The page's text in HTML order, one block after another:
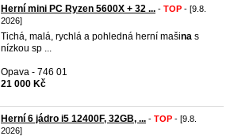
Herní mini PC Ryzen 5600X + 32 ... - TOP - [9.8.
2026]
Tichá, malá, rychlá a pohledná herní mašina s
nízkou sp ...
Opava - 746 01
21 000 Kč
Herní 6 jádro i5 12400F, 32GB, ... - TOP - [9.8.
2026]